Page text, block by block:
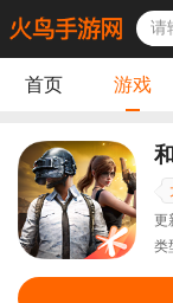
首页 游戏
更
类